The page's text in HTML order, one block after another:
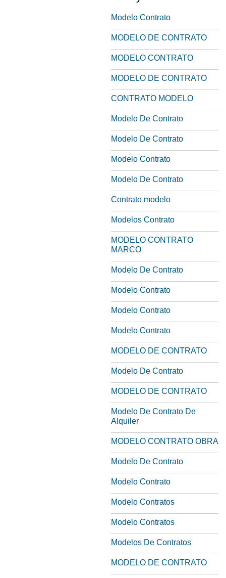
Modelo Contrato
MODELO DE CONTRATO
MODELO CONTRATO
MODELO DE CONTRATO
CONTRATO MODELO
Modelo De Contrato
Modelo De Contrato
Modelo Contrato
Modelo De Contrato
Contrato modelo
Modelos Contrato
MODELO CONTRATO
MARCO
Modelo De Contrato
Modelo Contrato
Modelo Contrato
Modelo Contrato
MODELO DE CONTRATO
Modelo De Contrato
MODELO DE CONTRATO
Modelo De Contrato De
Alquiler
MODELO CONTRATO OBRA
Modelo De Contrato
Modelo Contrato
Modelo Contratos
Modelo Contratos
Modelos De Contratos
MODELO DE CONTRATO